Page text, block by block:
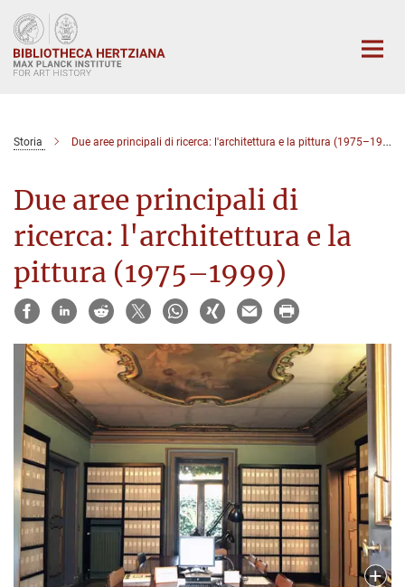
Main-
Content
Storia Due aree principali di ricerca: l'architettura e la pittura (1975–1999)
Due aree principali di
ricerca: l'architettura e la
pittura (1975–1999)